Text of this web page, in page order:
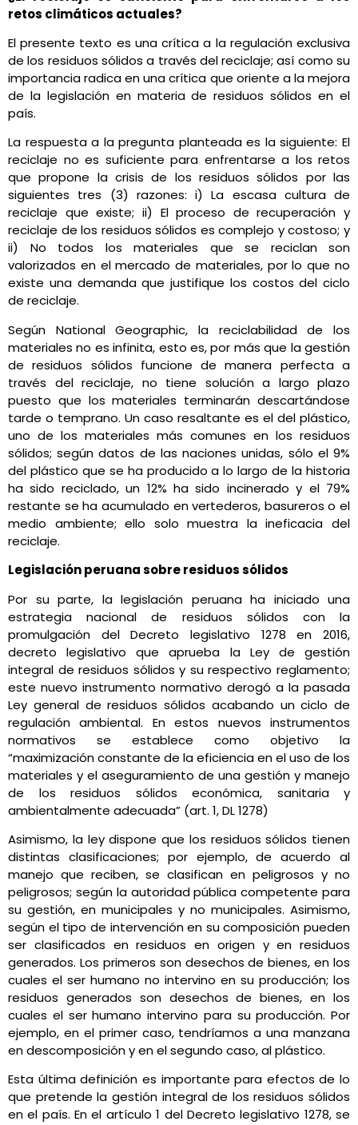
retos climáticos actuales?
El presente texto es una crítica a la regulación exclusiva
de los residuos sólidos a través del reciclaje; así como su
importancia radica en una crítica que oriente a la mejora
de la legislación en materia de residuos sólidos en el
país.
La respuesta a la pregunta planteada es la siguiente: El
reciclaje no es suficiente para enfrentarse a los retos
que propone la crisis de los residuos sólidos por las
siguientes tres (3) razones: i) La escasa cultura de
reciclaje que existe; ii) El proceso de recuperación y
reciclaje de los residuos sólidos es complejo y costoso; y
ii) No todos los materiales que se reciclan son
valorizados en el mercado de materiales, por lo que no
existe una demanda que justifique los costos del ciclo
de reciclaje.
Según National Geographic, la reciclabilidad de los
materiales no es infinita, esto es, por más que la gestión
de residuos sólidos funcione de manera perfecta a
través del reciclaje, no tiene solución a largo plazo
puesto que los materiales terminarán descartándose
tarde o temprano. Un caso resaltante es el del plástico,
uno de los materiales más comunes en los residuos
sólidos; según datos de las naciones unidas, sólo el 9%
del plástico que se ha producido a lo largo de la historia
ha sido reciclado, un 12% ha sido incinerado y el 79%
restante se ha acumulado en vertederos, basureros o el
medio ambiente; ello solo muestra la ineficacia del
reciclaje.
Legislación peruana sobre residuos sólidos
Por su parte, la legislación peruana ha iniciado una
estrategia nacional de residuos sólidos con la
promulgación del Decreto legislativo 1278 en 2016,
decreto legislativo que aprueba la Ley de gestión
integral de residuos sólidos y su respectivo reglamento;
este nuevo instrumento normativo derogó a la pasada
Ley general de residuos sólidos acabando un ciclo de
regulación ambiental. En estos nuevos instrumentos
normativos se establece como objetivo la
“maximización constante de la eficiencia en el uso de los
materiales y el aseguramiento de una gestión y manejo
de los residuos sólidos económica, sanitaria y
ambientalmente adecuada” (art. 1, DL 1278)
Asimismo, la ley dispone que los residuos sólidos tienen
distintas clasificaciones; por ejemplo, de acuerdo al
manejo que reciben, se clasifican en peligrosos y no
peligrosos; según la autoridad pública competente para
su gestión, en municipales y no municipales. Asimismo,
según el tipo de intervención en su composición pueden
ser clasificados en residuos en origen y en residuos
generados. Los primeros son desechos de bienes, en los
cuales el ser humano no intervino en su producción; los
residuos generados son desechos de bienes, en los
cuales el ser humano intervino para su producción. Por
ejemplo, en el primer caso, tendríamos a una manzana
en descomposición y en el segundo caso, al plástico.
Esta última definición es importante para efectos de lo
que pretende la gestión integral de los residuos sólidos
en el país. En el artículo 1 del Decreto legislativo 1278, se